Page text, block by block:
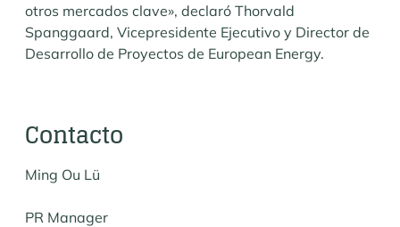
otros mercados clave», declaró Thorvald
Spanggaard, Vicepresidente Ejecutivo y Director de
Desarrollo de Proyectos de European Energy.
Contacto
Ming Ou Lü
PR Manager